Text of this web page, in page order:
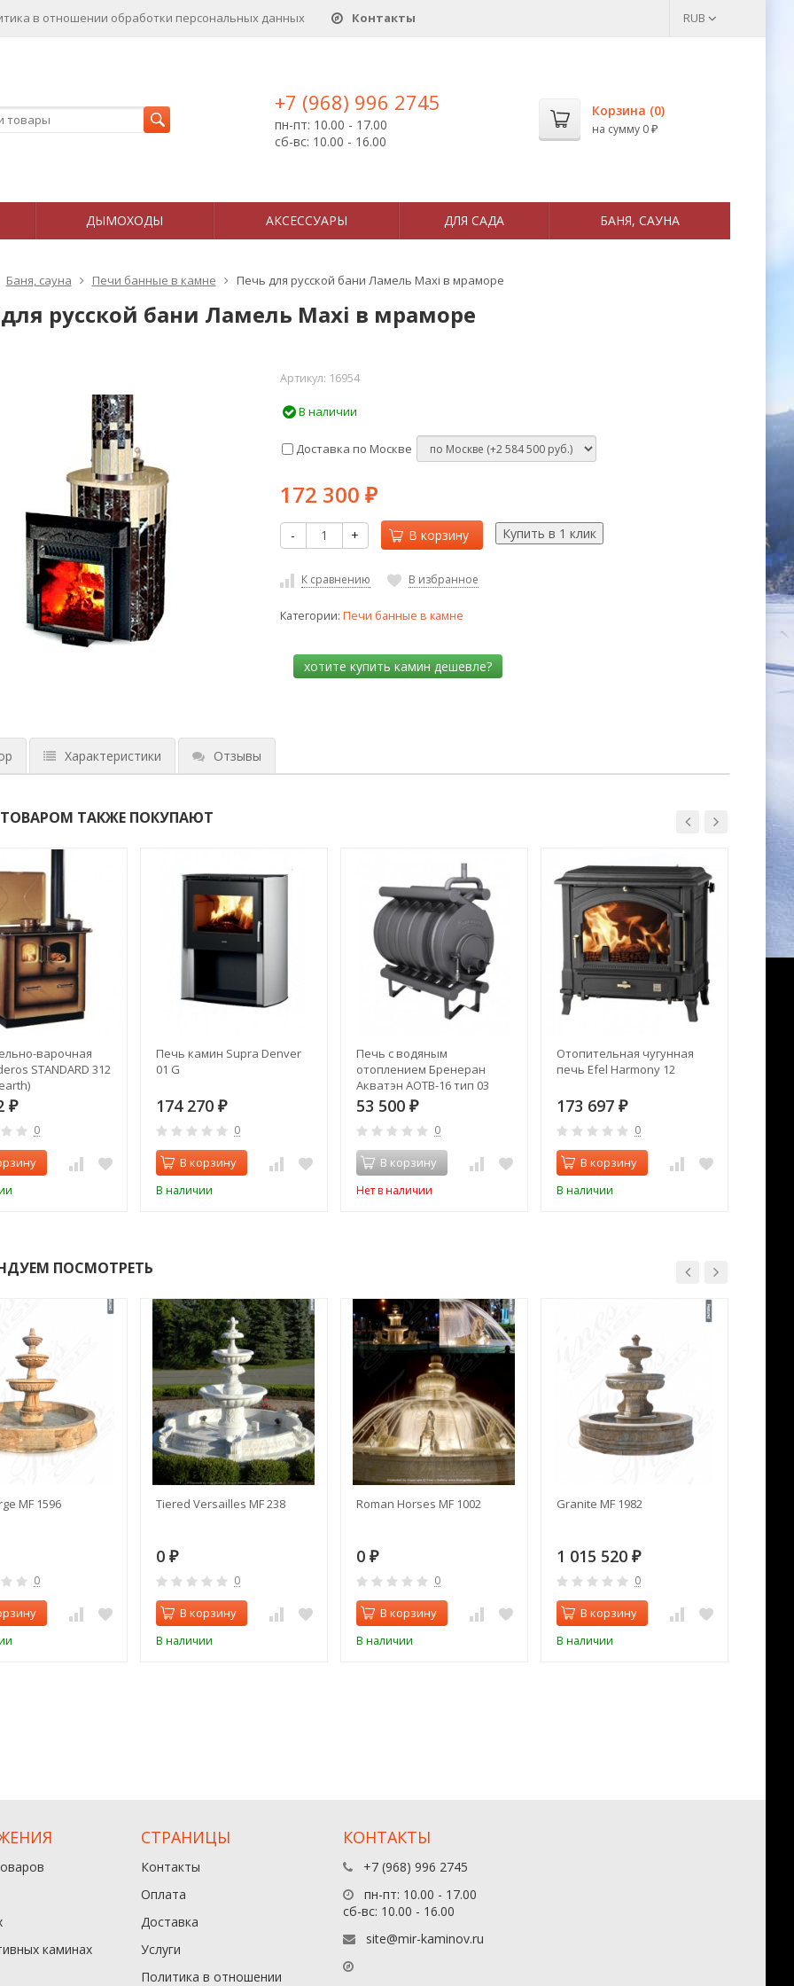
в отношении обработки персональных данныx Контакты RUB
+7 (968) 996 2745
пн-пт: 10.00 - 17.00
сб-вс: 10.00 - 16.00
Корзина (0)
на сумму 0 ₽
ДЫМОХОДЫ АКСЕССУАРЫ ДЛЯ САДА БАНЯ, САУНА
Баня, сауна Печи банные в камне Печь для русской бани Ламель Maxi в мраморе
русской бани Ламель Maxi в мраморе
Артикул: 16954
В наличии
Доставка по Москве
172 300 ₽
- + В корзину
К сравнению В избранное
Категории: Печи банные в камне
Характеристики Отзывы
ТАКЖЕ ПОКУПАЮТ
варочная
STANDARD 312
₽
0
Печь камин Supra Denver
01 G
174 270 ₽
0
В корзину
В наличии
Печь с водяным
отоплением Бренеран
Акватэн АОТВ-16 тип 03
53 500 ₽
0
В корзину
Нет в наличии
Отопительная чугунная
печь Efel Harmony 12
173 697 ₽
0
В корзину
В наличии
ПОСМОТРЕТЬ
MF 1596
0
Tiered Versailles MF 238
0 ₽
0
В корзину
В наличии
Roman Horses MF 1002
0 ₽
0
В корзину
В наличии
Granite MF 1982
1 015 520 ₽
0
В корзину
В наличии
каминах
СТРАНИЦЫ
Контакты
Оплата
Доставка
Услуги
Политика в отношении
КОНТАКТЫ
+7 (968) 996 2745
пн-пт: 10.00 - 17.00
сб-вс: 10.00 - 16.00
site@mir-kaminov.ru